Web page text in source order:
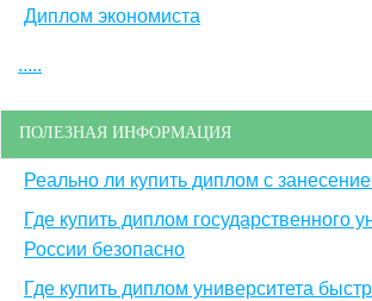
Диплом экономиста
.....
ПОЛЕЗНАЯ ИНФОРМАЦИЯ
Реально ли купить диплом с
Где купить диплом государственного
России безопасно
Где купить диплом университета